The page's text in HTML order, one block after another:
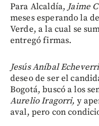
Para Alcaldía, Jaime
meses esperando la
Verde, a la cual se
entregó firmas.
Jesús Aníbal
deseo de ser el
Bogotá, buscó a los
Aurelio Iragorri, y
aval, pero con